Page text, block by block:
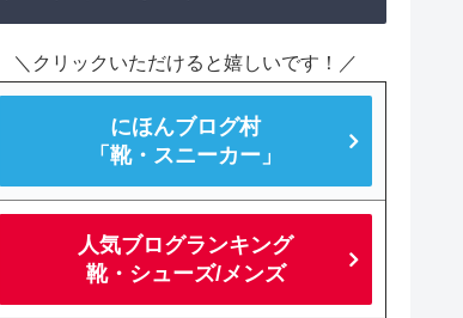
＼クリックいただけると嬉しいです！／
にほんブログ村
「靴・スニーカー」
人気ブログランキング
靴・シューズ/メンズ